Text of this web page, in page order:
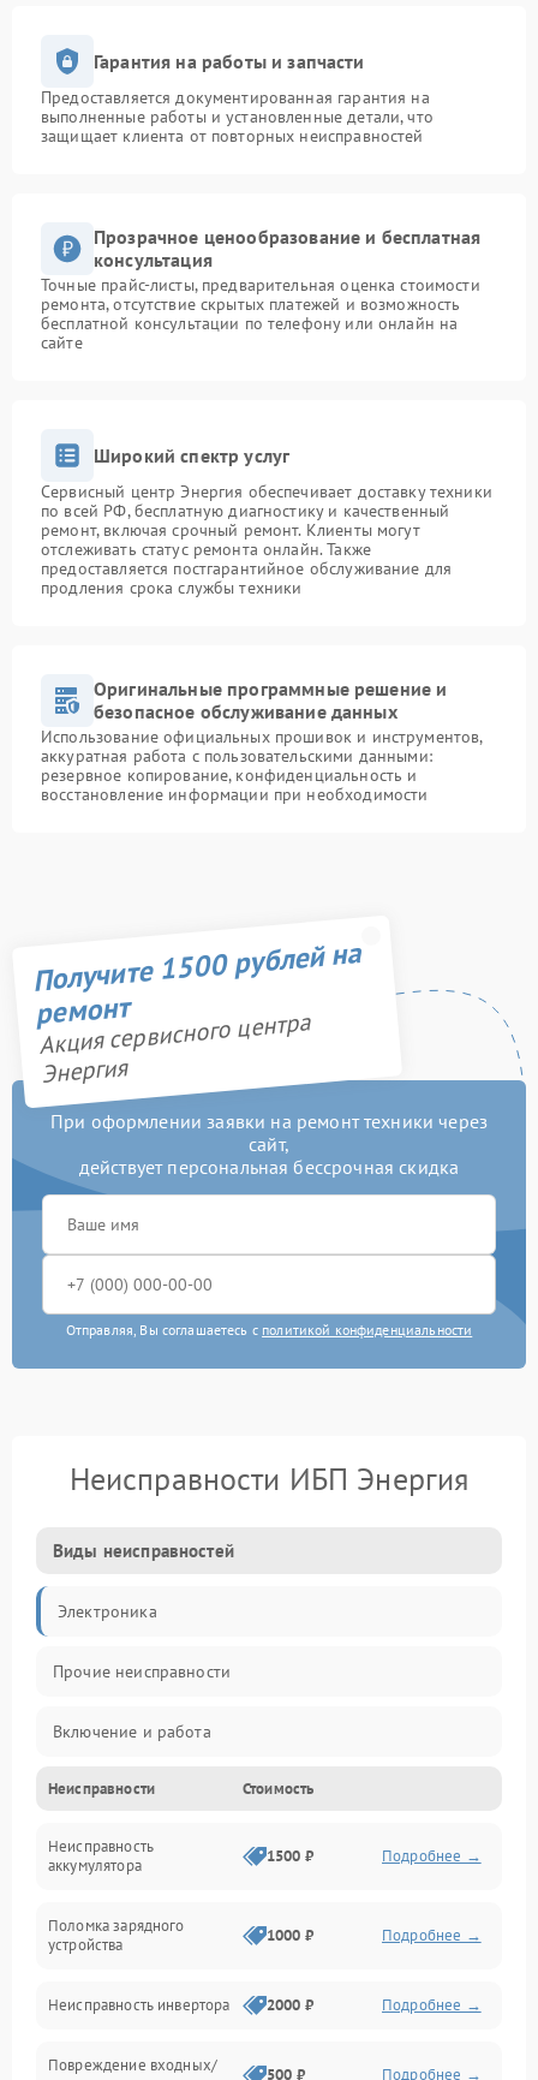
Гарантия на работы и запчасти
Предоставляется документированная гарантия на
выполненные работы и установленные детали, что
защищает клиента от повторных неисправностей
Прозрачное ценообразование и бесплатная
консультация
Точные прайс-листы, предварительная оценка стоимости
ремонта, отсутствие скрытых платежей и возможность
бесплатной консультации по телефону или онлайн на
сайте
Широкий спектр услуг
Сервисный центр Энергия обеспечивает доставку техники
по всей РФ, бесплатную диагностику и качественный
ремонт, включая срочный ремонт. Клиенты могут
отслеживать статус ремонта онлайн. Также
предоставляется постгарантийное обслуживание для
продления срока службы техники
Оригинальные программные решение и
безопасное обслуживание данных
Использование официальных прошивок и инструментов,
аккуратная работа с пользовательскими данными:
резервное копирование, конфиденциальность и
восстановление информации при необходимости
Получите 1500 рублей на
ремонт
Акция сервисного центра
Энергия
При оформлении заявки на ремонт техники через
сайт,
действует персональная бессрочная скидка
Отправляя, Вы соглашаетесь с политикой конфиденциальности
Неисправности ИБП Энергия
Виды неисправностей
Электроника
Прочие неисправности
Включение и работа
Работа с нагрузкой
Звук и индикация
Неисправности Стоимость
Неисправность
аккумулятора
1500 ₽ Подробнее →
Поломка зарядного
устройства
1000 ₽ Подробнее →
Неисправность инвертора 2000 ₽ Подробнее →
Повреждение входных/
500 ₽ Подробнее →